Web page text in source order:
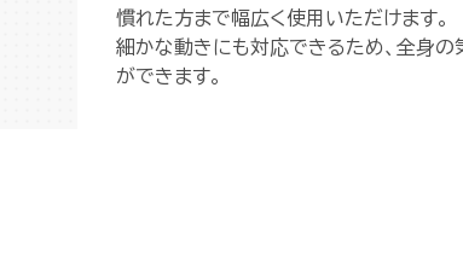
慣れた方まで幅広く使用いただけます。
細かな動きにも対応できるため、全身
ができます。